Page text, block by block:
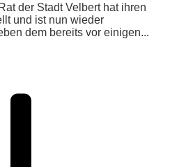
der Stadt Velbert hat ihren
und ist nun wieder
dem bereits vor einigen...